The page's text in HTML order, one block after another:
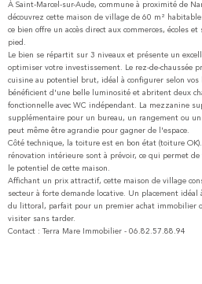
À Saint-Marcel-sur-Aude, commune à proximité de
découvrez cette maison de village de 60 m²
ce bien offre un accès direct aux commerces, écoles
pied.
Le bien se répartit sur 3 niveaux et présente un
optimiser votre investissement. Le rez-de-chaussée
cuisine au potentiel brut, idéal à configurer selon vos
bénéficient d'une belle luminosité et abritent deux
fonctionnelle avec WC indépendant. La mezzanine
supplémentaire pour un bureau, un rangement ou
peut même être agrandie pour gagner de l'espace.
Côté technique, la toiture est en bon état (toiture
rénovation intérieure sont à prévoir, ce qui permet
le potentiel de cette maison.
Affichant un prix attractif, cette maison de village
secteur à forte demande locative. Un placement
du littoral, parfait pour un premier achat immobilier
visiter sans tarder.
Contact : Terra Mare Immobilier - 06.82.57.88.94